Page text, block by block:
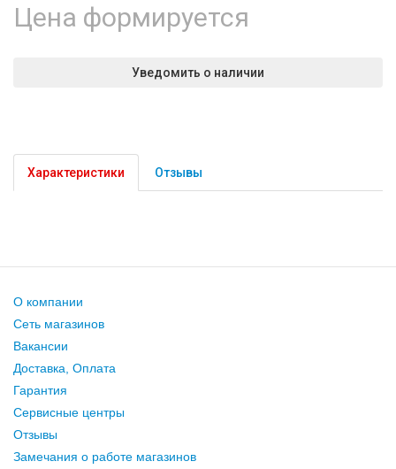
Цена формируется
Уведомить о наличии
Характеристики Отзывы
О компании
Сеть магазинов
Вакансии
Доставка, Оплата
Гарантия
Сервисные центры
Отзывы
Замечания о работе магазинов